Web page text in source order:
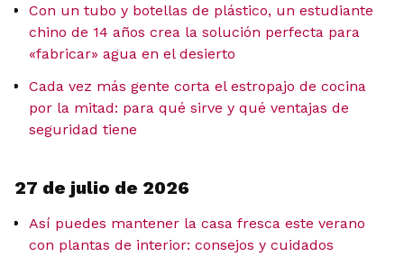
Con un tubo y botellas de plástico, un estudiante
chino de 14 años crea la solución perfecta para
«fabricar» agua en el desierto
Cada vez más gente corta el estropajo de cocina
por la mitad: para qué sirve y qué ventajas de
seguridad tiene
27 de julio de 2026
Así puedes mantener la casa fresca este verano
con plantas de interior: consejos y cuidados